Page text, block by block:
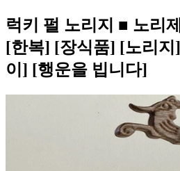
럭키 펄 노리지 ■ 노리
[한복] [장식품] [노리지
이] [행운을 빕니다]